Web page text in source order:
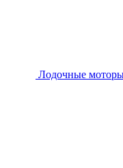
Лодочные